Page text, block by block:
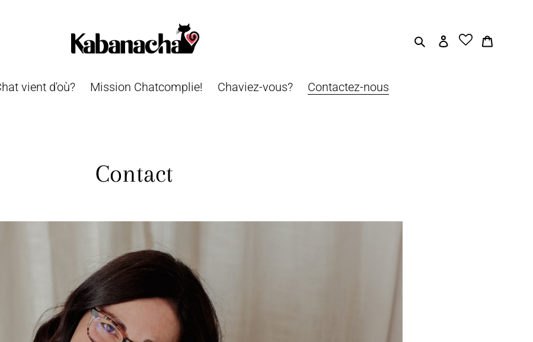
Rechercher
Se connecter
vient d'où? Mission Chatcomplie! Chaviez-vous? Contactez-nous
Contact